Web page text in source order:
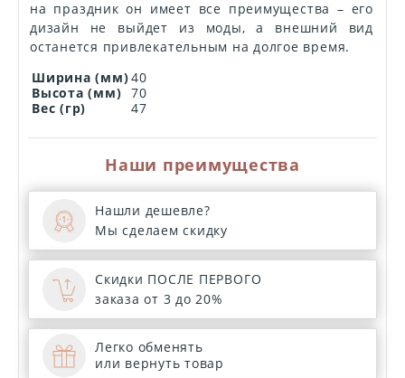
на праздник он имеет все преимущества – его
дизайн не выйдет из моды, а внешний вид
останется привлекательным на долгое время.
Ширина (мм)40
Высота (мм)
70
Вес (гр)
47
Наши преимущества
Нашли дешевле?
Мы сделаем скидку
Скидки ПОСЛЕ ПЕРВОГО
заказа от 3 до 20%
Легко обменять
или вернуть товар